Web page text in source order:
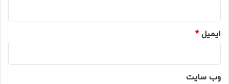
ایمیل*
وب‌ سایت